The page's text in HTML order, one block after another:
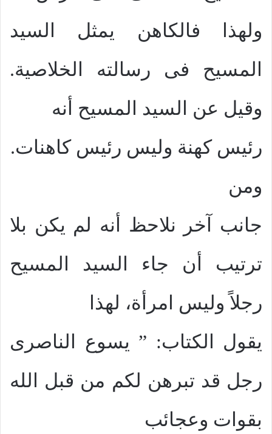
ولهذا فالكاهن يمثل السيد
المسيح فى رسالته الخلاصية.
وقيل عن السيد المسيح أنه
رئيس كهنة وليس رئيس كاهنات.
ومن
جانب آخر نلاحظ أنه لم يكن بلا
ترتيب أن جاء السيد المسيح
رجلاً وليس امرأة، لهذا
يقول الكتاب: ” يسوع الناصرى
رجل قد تبرهن لكم من قبل الله
بقوات وعجائب